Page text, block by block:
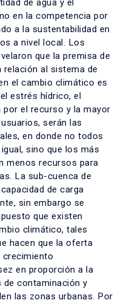
de agua y el
en la competencia por
a la sustentabilidad en
a nivel local. Los
que la premisa de
relación al sistema de
el cambio climático es
estrés hídrico, el
el recurso y la mayor
serán las
en donde no todos
sino que los más
menos recursos para
La sub-cuenca de
de carga
sin embargo se
que existen
climático, tales
hacen que la oferta
en proporción a la
de contaminación y
las zonas urbanas. Por